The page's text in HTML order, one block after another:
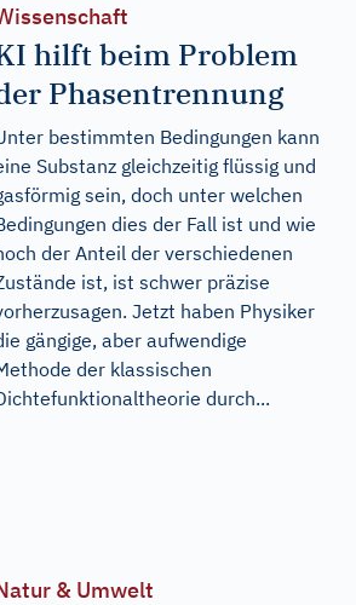
hilft beim Problem
Phasentrennung
bestimmten Bedingungen kann
Substanz gleichzeitig flüssig und
sein, doch unter welchen
dies der Fall ist und wie
der Anteil der verschiedenen
ist, ist schwer präzise
Jetzt haben Physiker
gängige, aber aufwendige
der klassischen
durch...
& Umwelt